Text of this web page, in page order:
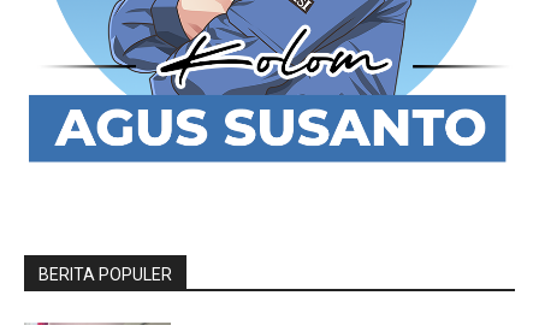
BERITA POPULER